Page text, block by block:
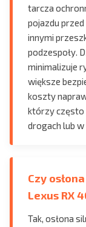
tarcza
pojazdu przed
innymi
podzespoły.
minimalizuje
większe
koszty
którzy często
drogach lub
Czy
Lexus RX
Tak, osłona